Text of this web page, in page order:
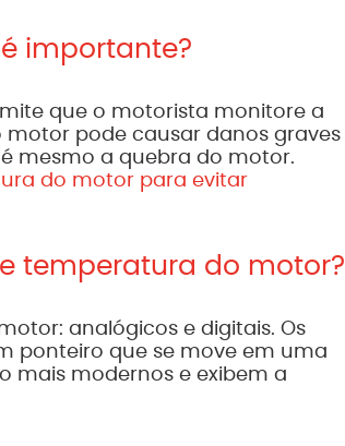
importante?
que o motorista monitore a
pode causar danos graves
mesmo a quebra do motor.
do motor para evitar
temperatura do motor?
analógicos e digitais. Os
ponteiro que se move em uma
mais modernos e exibem a